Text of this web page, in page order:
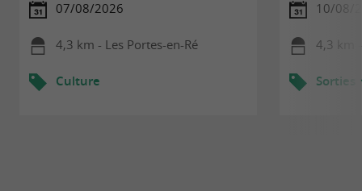
07/08/2026
4,3 km - Les Portes-en-Ré
Culture
10/08/
4,3 km
Sorties